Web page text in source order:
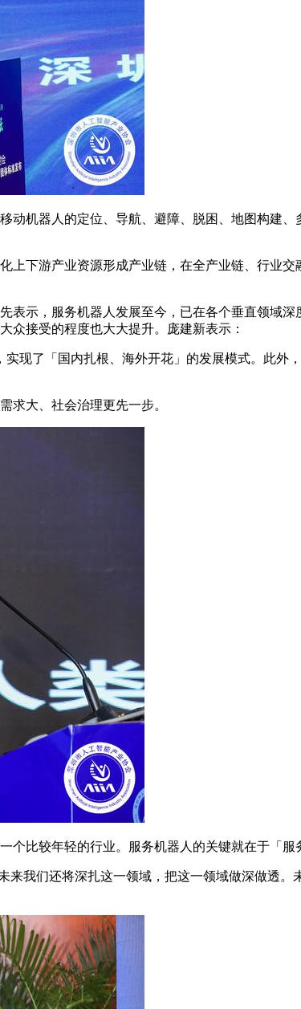
机器人的定位、导航、避障、脱困、地图构建、
下游产业资源形成产业链，在全产业链、行业交
示，服务机器人发展至今，已在各个垂直领域深
众接受的程度也大大提升。庞建新表示：
了「国内扎根、海外开花」的发展模式。此外
大、社会治理更先一步。
较年轻的行业。服务机器人的关键就在于「服
我们还将深扎这一领域，把这一领域做深做透。